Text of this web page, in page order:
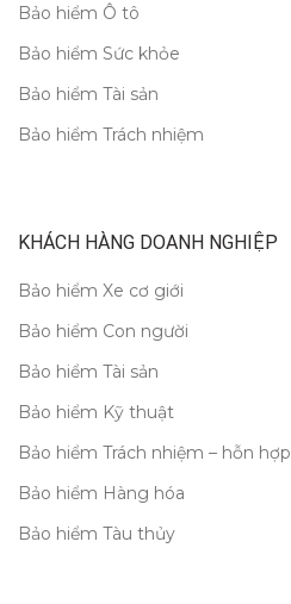
Bảo hiểm Ô tô
Bảo hiểm Sức khỏe
Bảo hiểm Tài sản
Bảo hiểm Trách nhiệm
KHÁCH HÀNG DOANH NGHIỆP
Bảo hiểm Xe cơ giới
Bảo hiểm Con người
Bảo hiểm Tài sản
Bảo hiểm Kỹ thuật
Bảo hiểm Trách nhiệm – hỗn hợp
Bảo hiểm Hàng hóa
Bảo hiểm Tàu thủy